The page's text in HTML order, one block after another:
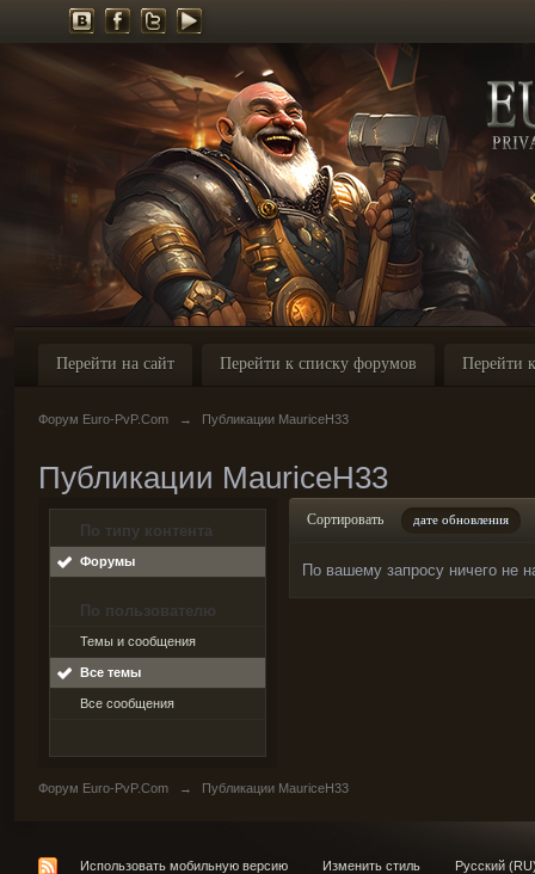
Перейти на сайт Перейти к списку форумов Перейти
Форум Euro-PvP.Com → Публикации MauriceH33
Публикации MauriceH33
По типу контента
Форумы
По пользователю
Темы и сообщения
Все темы
Все сообщения
Сортировать дате обновления
По вашему запросу ничего не
Форум Euro-PvP.Com → Публикации MauriceH33
Использовать мобильную версию Изменить стиль Русский